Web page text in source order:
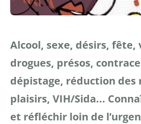
Alcool, sexe, désirs, fête,
drogues, présos,
dépistage, réduction des
plaisirs, VIH/Sida...
et réfléchir loin de